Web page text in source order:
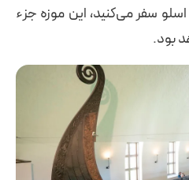
اسلو سفر می‌کنید، این موزه جزء
بود.